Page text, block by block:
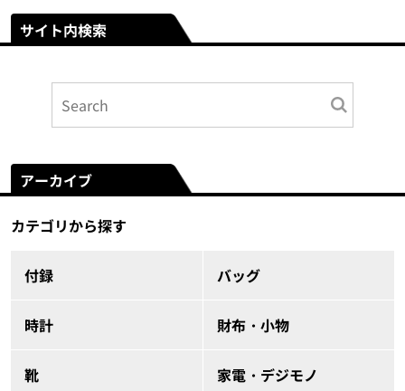
サイト内検索
アーカイブ
カテゴリから探す
付録 バッグ
時計 財布・小物
靴 家電・デジモノ